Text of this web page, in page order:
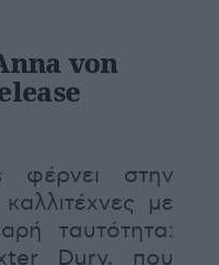
von
φέρνει στην
με
ταυτότητα:
Dury, που